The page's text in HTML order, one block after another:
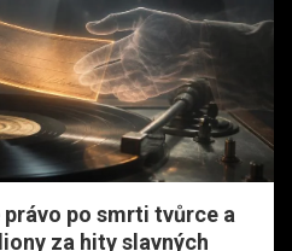
po smrti tvůrce a
za hity slavných